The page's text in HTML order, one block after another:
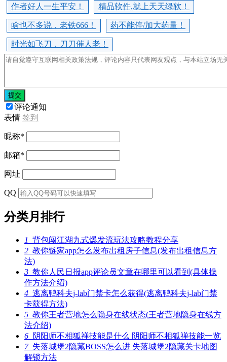
作者好人一生平安！ 精品软件,就上天天绿软！
啥也不多说，老铁666！ 药不能停/加大药量！
时光如飞刀，刀刀催人老！
提交
评论通知
表情 签到
昵称*
邮箱*
网址
QQ
分类月排行
1 背包闯江湖九式爆发流玩法攻略教程分享
2 教你链家app怎么发布出租房子信息(发布出租信息方
法)
3 教你人民日报app评论员文章在哪里可以看到(具体操
作方法介绍)
4 逃离鸭科夫j-lab门禁卡怎么获得(逃离鸭科夫j-lab门禁
卡获得方法)
5 教你王者营地怎么隐身在线状态(王者营地隐身在线方
法介绍)
6 阴阳师不相狐禅技能是什么 阴阳师不相狐禅技能一览
7失落城堡2隐藏BOSS怎么进 失落城堡2隐藏关卡地图
解锁方法